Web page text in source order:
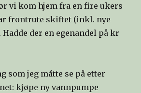
vi kom hjem fra en fire ukers
frontrute skiftet (inkl. nye
der en egenandel på kr
som jeg måtte se på etter
kjøpe ny vannpumpe